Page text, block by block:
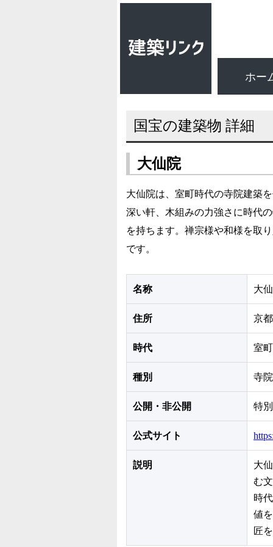
ホー
国宝の建築物 詳細
大仙院
大仙院は、室町時代の寺院建築
深い軒、木組みの力強さに時代
を持ちます。禅宗様や和様を取
です。
名称 大
住所 京
時代 室
種別 寺院
公開・非公開 特
公式サイト
説明
大
む
時
値
匠